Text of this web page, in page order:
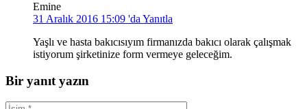
Emine
31 Aralık 2016 15:09 'da Yanıtla
Yaşlı ve hasta bakıcısıyım firmanızda bakıcı olarak çalışmak
istiyorum şirketinize form vermeye geleceğim.
Bir yanıt yazın